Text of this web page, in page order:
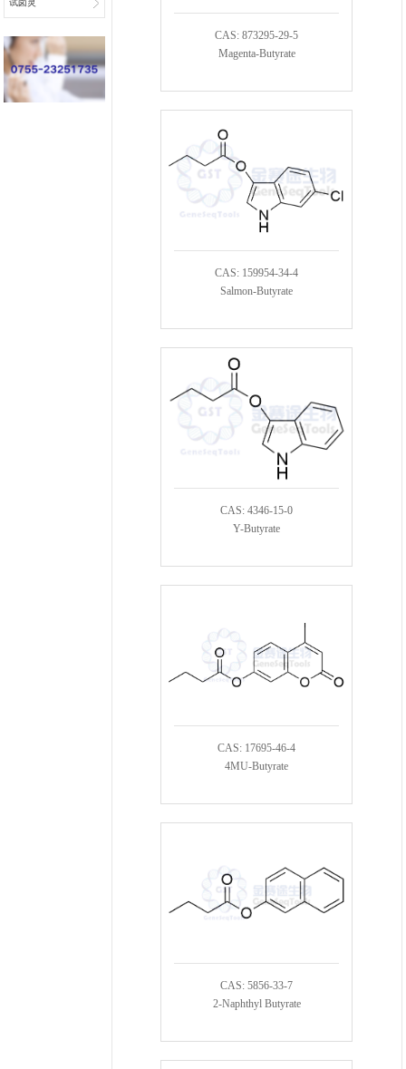
试卤灵
CAS: 873295-29-5
Magenta-Butyrate
CAS: 159954-34-4
Salmon-Butyrate
CAS: 4346-15-0
Y-Butyrate
CAS: 17695-46-4
4MU-Butyrate
CAS: 5856-33-7
2-Naphthyl Butyrate